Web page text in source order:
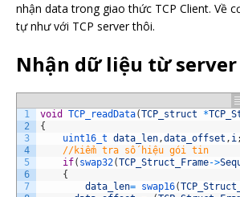
nhận data trong giao thức TCP Client. Về
tự như với TCP server thôi.
Nhận dữ liệu từ server
1
2
3
4
5
6
7
void TCP_readData(TCP_struct *
{
uint16_t data_len,data_offset , i;
//kiểm tra số hiệu gói tin
if( swap32(TCP_Struct_Frame->
{
data_len= swap16(